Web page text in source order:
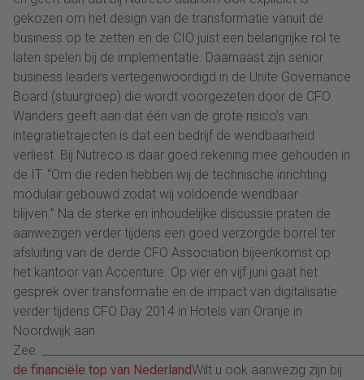
gekozen om het design van de transformatie vanuit de
business op te zetten en de CIO juist een belangrijke rol te
laten spelen bij de implementatie. Daarnaast zijn senior
business leaders vertegenwoordigd in de Unite Governance
Board (stuurgroep) die wordt voorgezeten door de CFO.
Wanders geeft aan dat één van de grote risico’s van
integratietrajecten is dat een bedrijf de wendbaarheid
verliest. Bij Nutreco is daar goed rekening mee gehouden in
de IT. “Om die reden hebben wij de technische inrichting
modulair gebouwd zodat wij voldoende wendbaar
blijven.” Na de sterke en inhoudelijke discussie praten de
aanwezigen verder tijdens een goed verzorgde borrel ter
afsluiting van de derde CFO Association bijeenkomst op
het kantoor van Accenture. Op vier en vijf juni gaat het
gesprek over transformatie en de impact van digitalisatie
verder tijdens CFO Day 2014 in Hotels van Oranje in
Noordwijk aan
Zee.
de financiële top van NederlandWilt u ook aanwezig zijn bij